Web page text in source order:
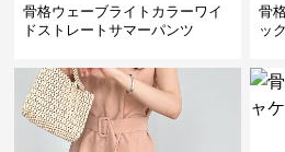
骨格ウェーブライトカラーワイ
ドストレートサマーパンツ
骨
ッ